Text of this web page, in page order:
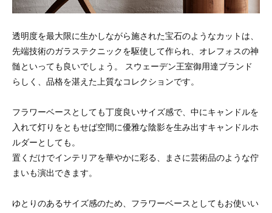
透明度を最大限に生かしながら施された宝石のようなカットは、
先端技術のガラステクニックを駆使して作られ、オレフォスの神
髄といっても良いでしょう。 スウェーデン王室御用達ブランド
らしく、品格を湛えた上質なコレクションです。
フラワーベースとしても丁度良いサイズ感で、中にキャンドルを
入れて灯りをともせば空間に優雅な陰影を生み出すキャンドルホ
ルダーとしても。
置くだけでインテリアを華やかに彩る、まさに芸術品のような佇
まいも演出できます。
ゆとりのあるサイズ感のため、フラワーベースとしてもお使いい